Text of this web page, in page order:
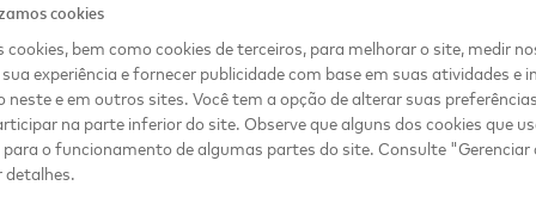
de volta na fatura 50% do valor da
contam com uma novidade para ainda mais os
oferece prêmios em viagens mensais, entregas e
cookies
cookies, bem como cookies de terceiros, para melhorar o site, medir
experiência e fornecer publicidade com base em suas atividades e
neste e em outros sites. Você tem a opção de alterar suas
na parte inferior do site. Observe que alguns dos cookies que
para o funcionamento de algumas partes do site. Consulte "Gerenciar
detalhes.